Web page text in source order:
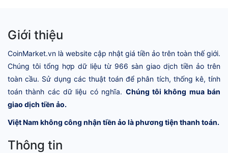
Giới thiệu
CoinMarket.vn là website cập nhật giá tiền ảo trên toàn thế giới.
Chúng tôi tổng hợp dữ liệu từ 966 sàn giao dịch tiền ảo trên
toàn cầu. Sử dụng các thuật toán để phân tích, thống kê, tính
toán thành các dữ liệu có nghĩa. Chúng tôi không mua bán
giao dịch tiền ảo.
Việt Nam không công nhận tiền ảo là phương tiện thanh toán.
Thông tin